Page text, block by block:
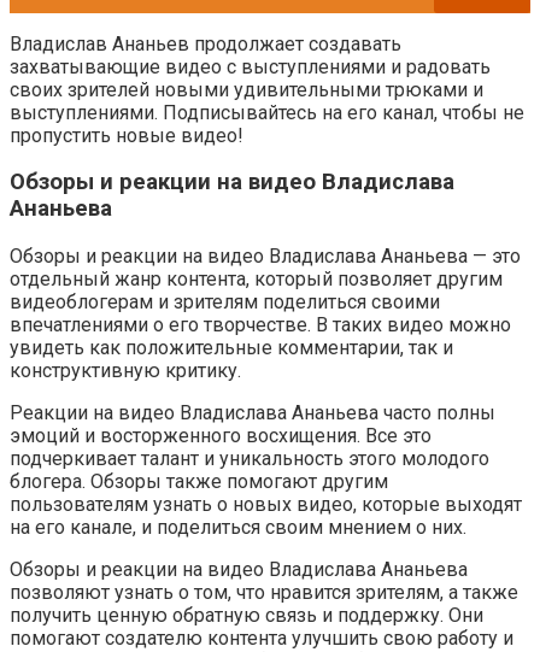
Владислав Ананьев продолжает создавать
захватывающие видео с выступлениями и радовать
своих зрителей новыми удивительными трюками и
выступлениями. Подписывайтесь на его канал, чтобы не
пропустить новые видео!
Обзоры и реакции на видео Владислава
Ананьева
Обзоры и реакции на видео Владислава Ананьева — это
отдельный жанр контента, который позволяет другим
видеоблогерам и зрителям поделиться своими
впечатлениями о его творчестве. В таких видео можно
увидеть как положительные комментарии, так и
конструктивную критику.
Реакции на видео Владислава Ананьева часто полны
эмоций и восторженного восхищения. Все это
подчеркивает талант и уникальность этого молодого
блогера. Обзоры также помогают другим
пользователям узнать о новых видео, которые выходят
на его канале, и поделиться своим мнением о них.
Обзоры и реакции на видео Владислава Ананьева
позволяют узнать о том, что нравится зрителям, а также
получить ценную обратную связь и поддержку. Они
помогают создателю контента улучшить свою работу и